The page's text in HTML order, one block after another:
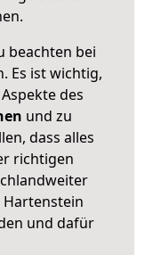
beachten bei
Es ist wichtig,
des
und zu
dass alles
richtigen
und dafür